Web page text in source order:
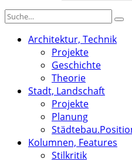
Architektur, Technik
Projekte
Geschichte
Theorie
Stadt, Landschaft
Projekte
Planung
Kolumnen, Features
Stilkritik